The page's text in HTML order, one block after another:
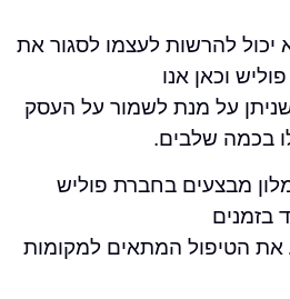
לעצמו לסגור את
אנו
לשמור על העסק
בחברת פוליש
המתאים למקומות